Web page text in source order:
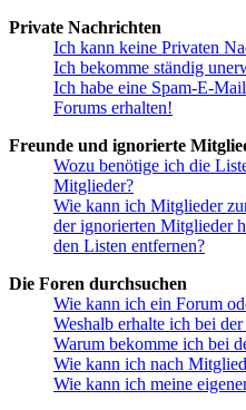
Private Nachrichten
Ich kann keine Privaten
Ich bekomme ständig
Ich habe eine Spam-E-
Forums erhalten!
Freunde und ignorierte
Wozu benötige ich die
Mitglieder?
Wie kann ich Mitglieder
der ignorierten Mitglieder
den Listen entfernen?
Die Foren durchsuchen
Wie kann ich ein Forum
Weshalb erhalte ich bei
Warum bekomme ich bei
Wie kann ich nach
Wie kann ich meine